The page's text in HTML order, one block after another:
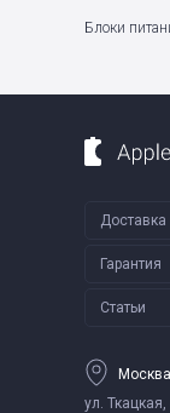
Блоки
Доставка
Гарантия
Статьи
Москва
ул. Ткацкая,